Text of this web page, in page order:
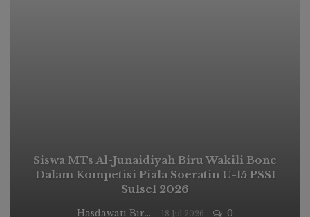
Siswa MTs Al-Junaidiyah Biru Wakili Bone
Dalam Kompetisi Piala Soeratin U-15 PSSI
Sulsel 2026
Hasdawati Biru 18 Jul 2026 0